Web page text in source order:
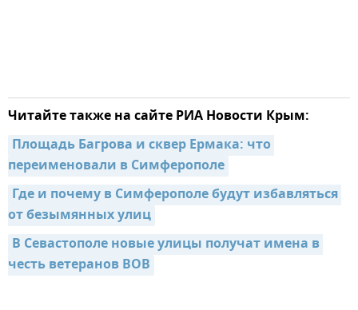
Читайте также на сайте РИА Новости Крым:
Площадь Багрова и сквер Ермака: что
переименовали в Симферополе
Где и почему в Симферополе будут избавляться
от безымянных улиц
В Севастополе новые улицы получат имена в
честь ветеранов ВОВ